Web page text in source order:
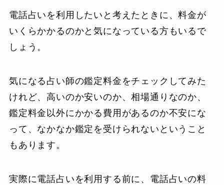
電話占いを利用したいと考えたときに、料金が
いくらかかるのかと気になっている方もいるで
しょう。
気になる占い師の鑑定料金をチェックしてみた
けれど、高いのか安いのか、相場通りなのか、
鑑定料金以外にかかる費用があるのか不安にな
って、なかなか鑑定を受けられないということ
もあります。
実際に電話占いを利用する前に、電話占いの料